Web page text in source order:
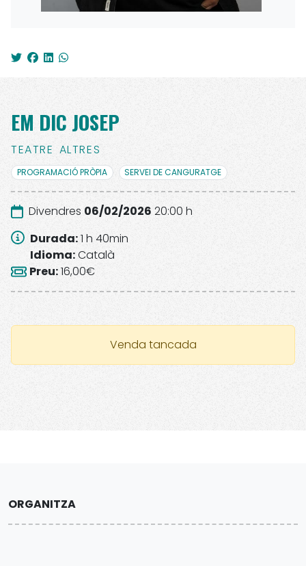
EM DIC JOSEP
TEATRE ALTRES
PROGRAMACIÓ PRÒPIA SERVEI DE CANGURATGE
Divendres 06/02/2026 20:00 h
Durada:1 h 40min
Idioma:Català
Preu:16,00€
Venda tancada
ORGANITZA